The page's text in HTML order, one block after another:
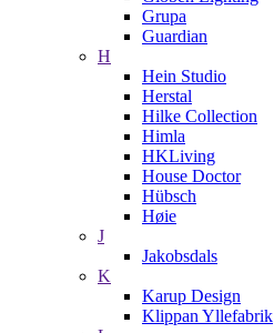
Grupa
Guardian
H
Hein Studio
Herstal
Hilke Collection
Himla
HKLiving
House Doctor
Hübsch
Høie
J
Jakobsdals
K
Karup Design
Klippan Yllefabrik